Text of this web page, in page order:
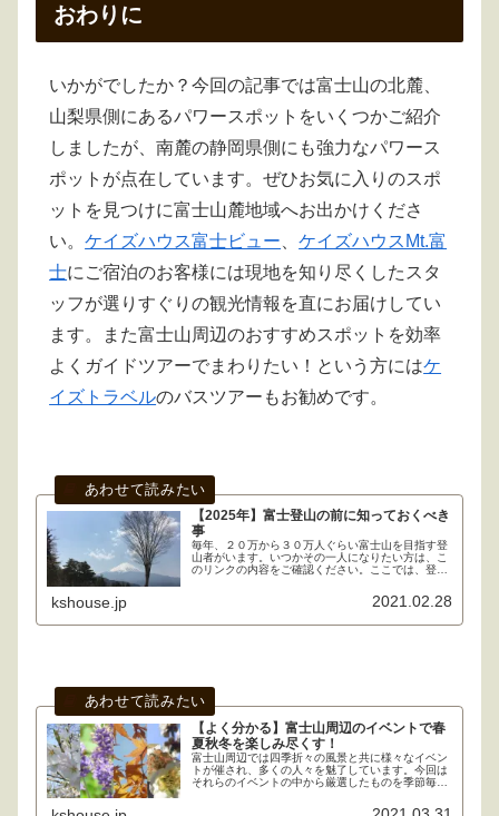
おわりに
いかがでしたか？今回の記事では富士山の北麓、
山梨県側にあるパワースポットをいくつかご紹介
しましたが、南麓の静岡県側にも強力なパワース
ポットが点在しています。ぜひお気に入りのスポ
ットを見つけに富士山麓地域へお出かけくださ
い。ケイズハウス富士ビュー 、ケイズハウスMt.富
士にご宿泊のお客様には現地を知り尽くしたスタ
ッフが選りすぐりの観光情報を直にお届けしてい
ます。また富士山周辺のおすすめスポットを効率
よくガイドツアーでまわりたい！という方にはケ
イズトラベルのバスツアーもお勧めです。
【2025年】富士登山の前に知っておくべき
事
毎年、２０万から３０万人ぐらい富士山を目指す登
山者がいます。いつかその一人になりたい方は、こ
のリンクの内容をご確認ください。ここでは、登山
頂証明書など、富士登山において必要な情報を詳し
kshouse.jp 2021.02.28
【よく分かる】富士山周辺のイベントで春
夏秋冬を楽しみ尽くす！
富士山周辺では四季折々の風景と共に様々なイベン
トが催され、多くの人々を魅了しています。今回は
それらのイベントの中から厳選したものを季節毎に
んへ、知っておくと役立ちそうなプチ情報もお届け